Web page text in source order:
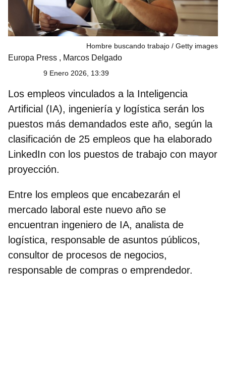
Hombre buscando trabajo Getty images
Europa Press , Marcos Delgado
9 Enero 2026, 13:39
Los empleos vinculados a la Inteligencia
Artificial (IA), ingeniería y logística serán los
puestos más demandados este año, según la
clasificación de 25 empleos que ha elaborado
LinkedIn con los puestos de trabajo con mayor
proyección.
Entre los empleos que encabezarán el
mercado laboral este nuevo año se
encuentran ingeniero de IA, analista de
logística, responsable de asuntos públicos,
consultor de procesos de negocios,
responsable de compras o emprendedor.